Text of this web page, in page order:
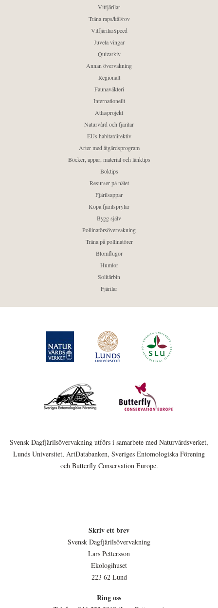
Vitfjärilar
Träna raps/kål/rov
VitfjärilarSpeed
Juvela vingar
Quizarkiv
Annan övervakning
Regionalt
Faunaväkteri
Internationellt
Atlasprojekt
Naturvård och fjärilar
EUs habitatdirektiv
Arter med åtgärdsprogram
Böcker, appar, material och länktips
Boktips
Resurser på nätet
Fjärilsappar
Köpa fjärilsprylar
Bygg själv
Pollinatörsövervakning
Träna på pollinatörer
Blomflugor
Humlor
Solitärbin
Fjärilar
Svensk Dagfjärilsövervakning utförs i samarbete med Naturvårdsverket,
Lunds Universitet, ArtDatabanken, Sveriges Entomologiska Förening
och Butterfly Conservation Europe.
Skriv ett brev
Svensk Dagfjärilsövervakning
Lars Pettersson
Ekologihuset
223 62 Lund
Ring oss